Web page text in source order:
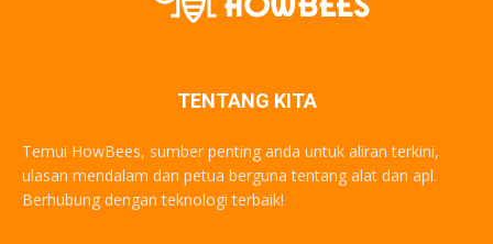
TENTANG KITA
Temui HowBees, sumber penting anda untuk aliran terkini,
ulasan mendalam dan petua berguna tentang alat dan apl.
Berhubung dengan teknologi terbaik!